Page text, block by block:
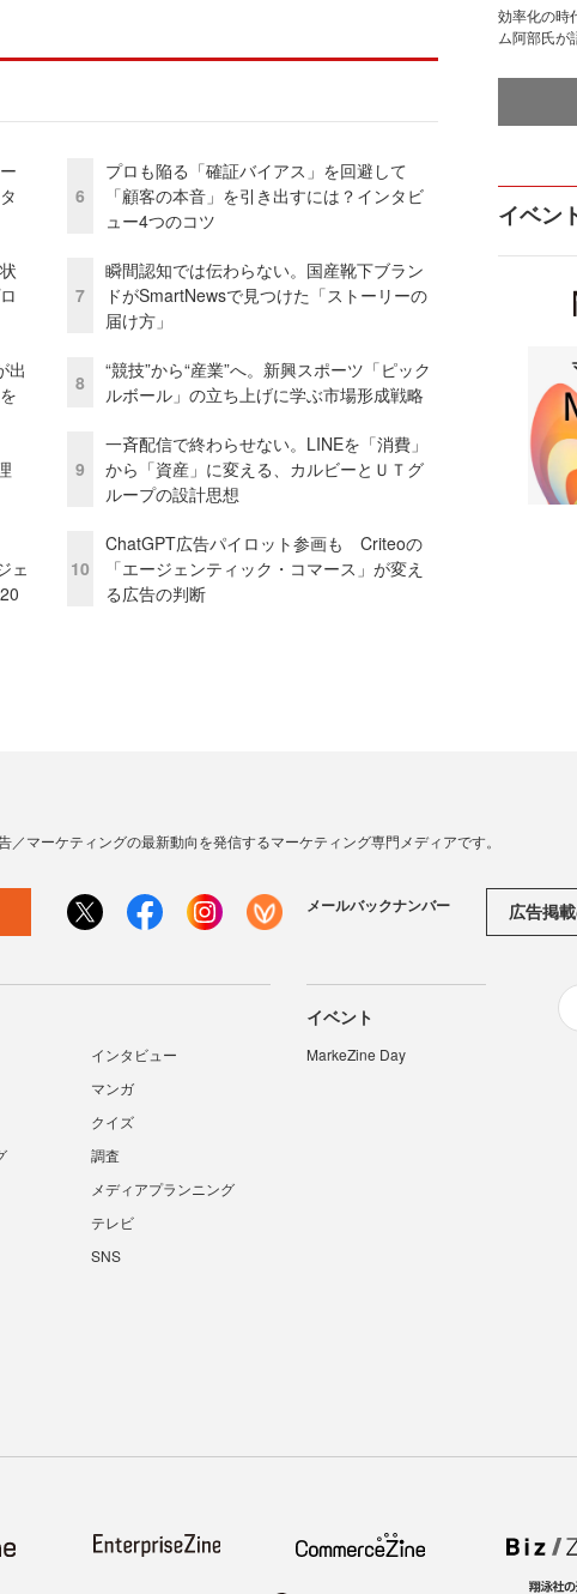
出
ェ
6
プロも陥る「確証バイアス」を回避して
「顧客の本音」を引き出すには？インタビ
ュー4つのコツ
7
瞬間認知では伝わらない。国産靴下ブラン
ドがSmartNewsで見つけた「ストーリーの
届け方」
8
“競技”から“産業”へ。新興スポーツ「ピック
ルボール」の立ち上げに学ぶ市場形成戦略
9
一斉配信で終わらせない。LINEを「消費」
から「資産」に変える、カルビーとＵＴグ
ループの設計思想
10
ChatGPT広告パイロット参画も Criteoの
「エージェンティック・コマース」が変え
る広告の判断
効率化の時
ム阿部氏が
イベン
／マーケティングの最新動向を発信するマーケティング専門メディアです。
メールバックナンバー 広告掲
インタビュー
マンガ
クイズ
調査
メディアプランニング
テレビ
SNS
イベント
MarkeZine Day